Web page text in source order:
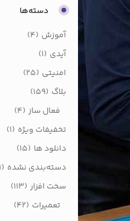
دسته‌ها
آموزش (4)
آیدی (1)
امنیتی (25)
بلاگ (159)
فعال ساز (4)
تخفیفات ویژه (1)
دانلود ها (15)
دسته‌بندی نشده (1)
سخت افزار (113)
تعمیرات (42)